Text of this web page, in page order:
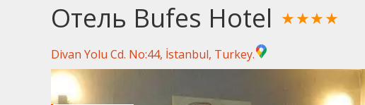
Отель Bufes Hotel ★★★★
Divan Yolu Cd. No:44, İstanbul, Turkey.